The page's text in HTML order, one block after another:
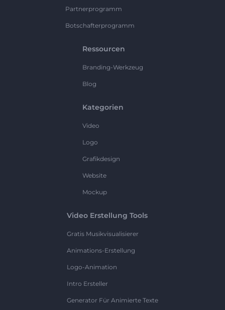
Partnerprogramm
Botschafterprogramm
Ressourcen
Branding-Werkzeug
Blog
Kategorien
Video
Logo
Grafikdesign
Website
Mockup
Video Erstellung Tools
Gratis Musikvisualisierer
Animations-Erstellung
Logo-Animation
Intro Ersteller
Generator Für Animierte Texte